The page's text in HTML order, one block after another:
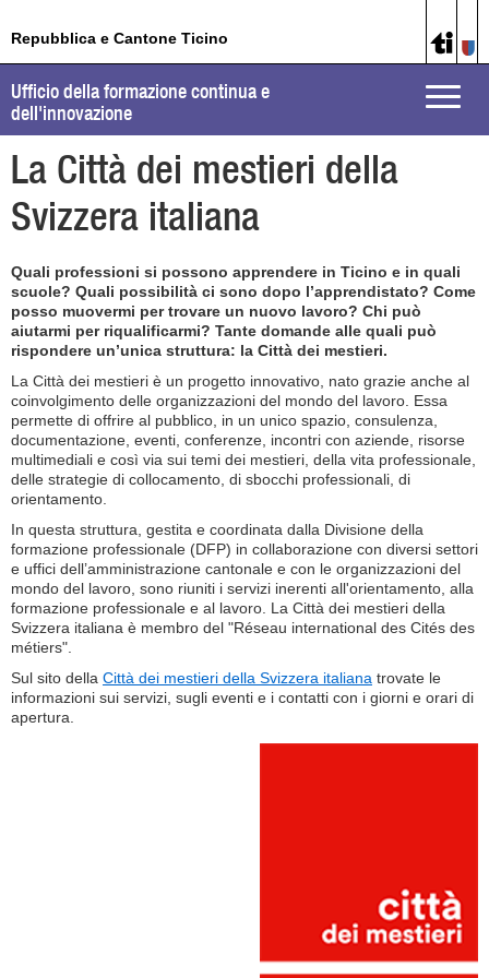
Repubblica e Cantone Ticino
Toggle
Ufficio della formazione continua e
dell'innovazione
La Città dei mestieri della
Svizzera italiana
Quali professioni si possono apprendere in Ticino e in quali
scuole? Quali possibilità ci sono dopo l’apprendistato? Come
posso muovermi per trovare un nuovo lavoro? Chi può
aiutarmi per riqualificarmi? Tante domande alle quali può
rispondere un’unica struttura: la Città dei mestieri.
La Città dei mestieri è un progetto innovativo, nato grazie anche al
coinvolgimento delle organizzazioni del mondo del lavoro. Essa
permette di offrire al pubblico, in un unico spazio, consulenza,
documentazione, eventi, conferenze, incontri con aziende, risorse
multimediali e così via sui temi dei mestieri, della vita professionale,
delle strategie di collocamento, di sbocchi professionali, di
orientamento.
In questa struttura, gestita e coordinata dalla Divisione della
formazione professionale (DFP) in collaborazione con diversi settori
e uffici dell’amministrazione cantonale e con le organizzazioni del
mondo del lavoro, sono riuniti i servizi inerenti all'orientamento, alla
formazione professionale e al lavoro. La Città dei mestieri della
Svizzera italiana è membro del "Réseau international des Cités des
métiers".
Sul sito della Città dei mestieri della Svizzera italiana trovate le
informazioni sui servizi, sugli eventi e i contatti con i giorni e orari di
apertura.